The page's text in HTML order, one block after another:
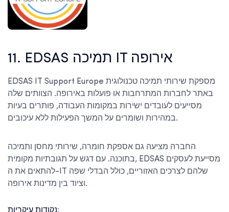
11. EDSAS תמיכה IT אירופה
EDSAS IT Support Europe מספקת שירותי תמיכה טכנולוגית
באתר לחברות המתרחבות או פועלות באירופה. הצוותים שלה
מסייעים לעובדים ישירות במקומות העבודה, פותרים בעיות
במהירות ושומרים על המשך הפעילות ללא עיכובים.
החברה מציעה גם אספקת חומרה, שירותי מחסן ותמיכה
בתוכנה. עם דגש על תגובתיות מקומית, EDSAS מסייעת לעסקים
להתאים את ה-IT שלהם לצרכים האזוריים, כולל הבדלי שפה
וציוד בין מדינות אירופה.